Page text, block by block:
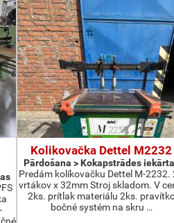
Kolikovačka Dettel M2232
Pārdošana > Kokapstrādes
Predám kolíkovačku Dettel M-2232.
vrtákov x 32mm Stroj skladom. V
2ks. prítlak materiálu 2ks.
bočné systém na skru …